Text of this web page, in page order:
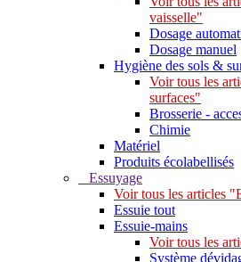
vaisselle"
Dosage
Dosage manuel
Hygiène des sols &
Voir tous les
surfaces"
Brosserie -
Chimie
Matériel
Produits écolabellisés
Essuyage
Voir tous les articles
Essuie tout
Essuie-mains
Voir tous les
Système